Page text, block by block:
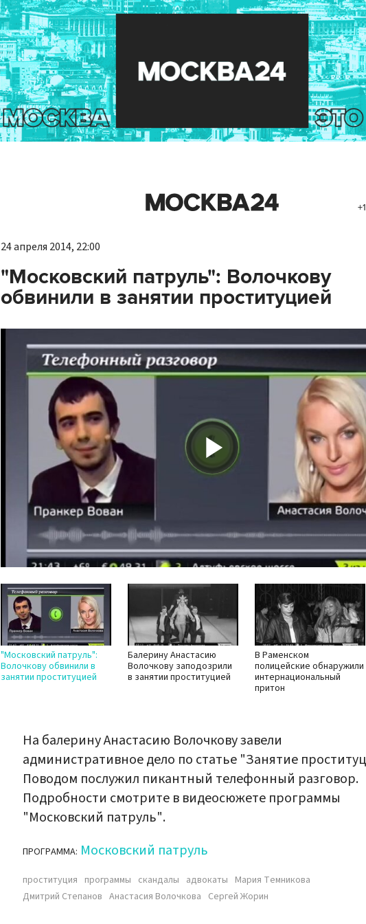
24 апреля 2014, 22:00
"Московский патруль": Волочкову
обвинили в занятии проституцией
Play
Video
"Московский патруль":
Волочкову обвинили в
занятии проституцией
Балерину Анастасию
Волочкову заподозрили
в занятии проституцией
В Раменском
полицейские обнаружили
интернациональный
притон
На балерину Анастасию Волочкову завели
административное дело по статье "Занятие
Поводом послужил пикантный телефонный разговор.
Подробности смотрите в видеосюжете программы
"Московский патруль".
ПРОГРАММА: Московский патруль
проституция программы скандалы адвокаты Мария Темникова
Дмитрий Степанов Анастасия Волочкова Сергей Жорин